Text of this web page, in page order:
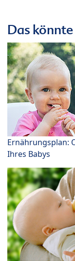
Das
Ernährungsplan:
Ihres Babys